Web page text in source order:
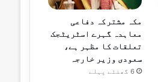
مکہ مشترکہ دفاعی
معاہدہ گہرے اسٹریٹجک
تعلقات کا مظہر ہے،
سعودی وزیر خارجہ
6 گھنٹے پہلے